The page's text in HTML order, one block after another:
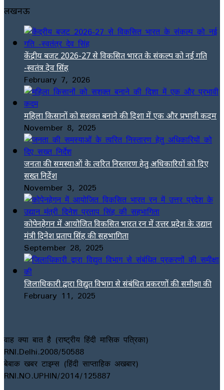
लखनऊ
केंद्रीय बजट 2026-27 से विकसित भारत के संकल्प को नई गति
-स्वतंत्र देव सिंह
February 7, 2026
महिला किसानों को सशक्त बनाने की दिशा में एक और प्रभावी कदम
November 8, 2025
जनता की समस्याओं के त्वरित निस्तारण हेतु अधिकारियों को दिए
सख्त निर्देश
November 3, 2025
कोपेनहेगन में आयोजित विकसित भारत रन में उत्तर प्रदेश के उद्यान
मंत्री दिनेश प्रताप सिंह की सहभागिता
September 28, 2025
जिलाधिकारी द्वारा विद्युत विभाग से संबंधित प्रकरणों की समीक्षा की
February 11, 2025
वाह क्या बात है (राष्ट्रीय हिंदी मासिक पत्रिका)
RNI.Delhi.2008/50588
बेबाक खबर टाइम्स (हिंदी साप्ताहिक अखबार)
RNI.NO.UPHIN/2014/125887